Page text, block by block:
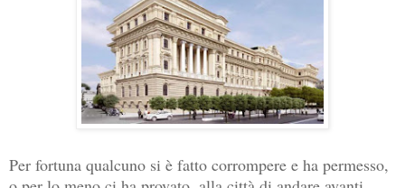
Per fortuna qualcuno si è fatto corrompere e ha permesso,